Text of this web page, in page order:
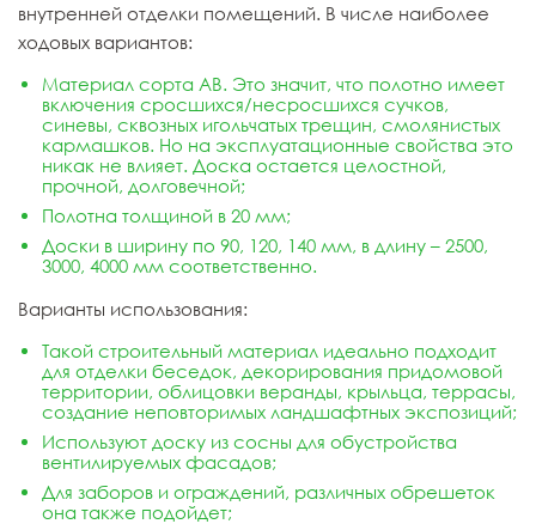
внутренней отделки помещений. В числе наиболее
ходовых вариантов:
Материал сорта АВ. Это значит, что полотно имеет
включения сросшихся/несросшихся сучков,
синевы, сквозных игольчатых трещин, смолянистых
кармашков. Но на эксплуатационные свойства это
никак не влияет. Доска остается целостной,
прочной, долговечной;
Полотна толщиной в 20 мм;
Доски в ширину по 90, 120, 140 мм, в длину – 2500,
3000, 4000 мм соответственно.
Варианты использования:
Такой строительный материал идеально подходит
для отделки беседок, декорирования придомовой
территории, облицовки веранды, крыльца, террасы,
создание неповторимых ландшафтных экспозиций;
Используют доску из сосны для обустройства
вентилируемых фасадов;
Для заборов и ограждений, различных обрешеток
она также подойдет;